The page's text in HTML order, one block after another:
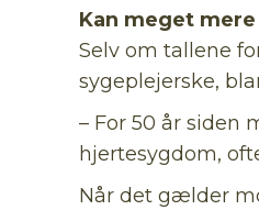
Kan meget mere
Selv om tallene
sygeplejerske,
– For 50 år siden
hjertesygdom,
Når det gælder